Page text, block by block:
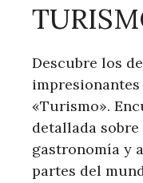
Descubre los
«Turismo».
detallada
gastronomía y
partes del